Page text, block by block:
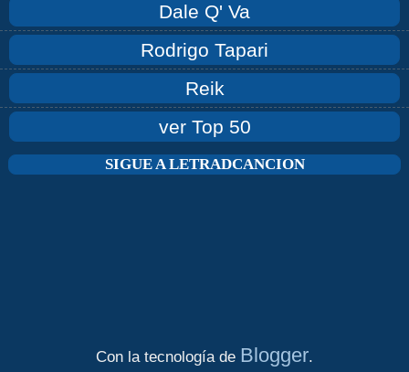
Dale Q' Va
Rodrigo Tapari
Reik
ver Top 50
SIGUE A LETRADCANCION
Con la tecnología de Blogger.